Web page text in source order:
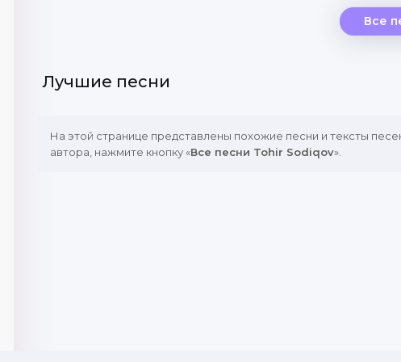
Yugur oshiq, visolig’a,
Tushimda ko`rdim-u
Shakar emdim
Все
Лучшие песни
На этой странице представлены похожие песни и тексты
автора, нажмите кнопку «Все песни Tohir Sodiqov».